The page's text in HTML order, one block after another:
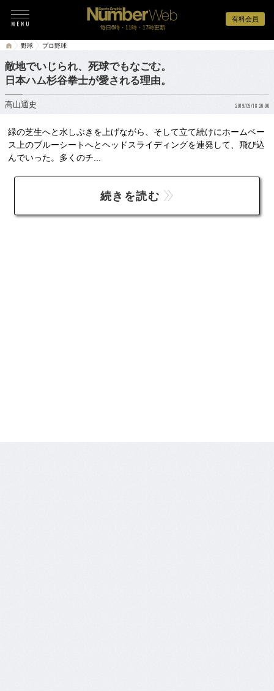
有料会員
毎日6時・11時・17時更新
野球 プロ野球
敵地でいじられ、死球でもなごむ。
日本ハム杉谷拳士が愛される理由。
高山通史 2019/09/18 20:00
緑の芝生へと水しぶきを上げながら、そして立て続けにホームベー
ス上のブルーシートへとヘッドスライディングを連発して、飛び込
んでいった。多くのチ...
続きを読む